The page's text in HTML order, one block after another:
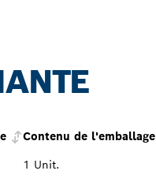
Contenu de l'emballage
1 Unit.